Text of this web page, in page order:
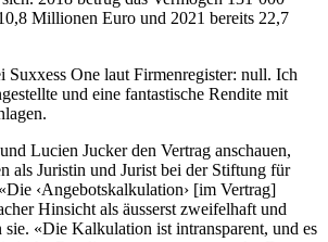
Millionen Euro und 2021 bereits 22,7
Suxxess One laut Firmenregister: null. Ich
und eine fantastische Rendite mit
Lucien Jucker den Vertrag anschauen,
als Juristin und Jurist bei der Stiftung für
‹Angebotskalkulation› [im Vertrag]
Hinsicht als äusserst zweifelhaft und
sie. «Die Kalkulation ist intransparent, und es